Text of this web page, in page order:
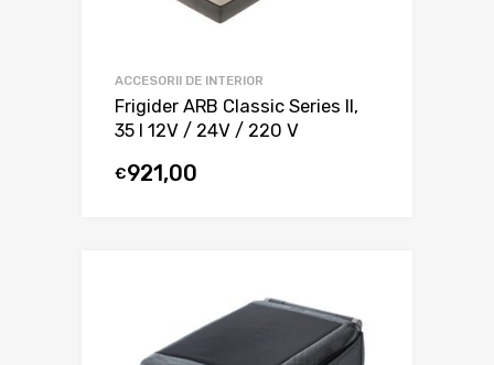
ACCESORII DE INTERIOR
Frigider ARB Classic Series II,
35 l 12V / 24V / 220 V
€921,00